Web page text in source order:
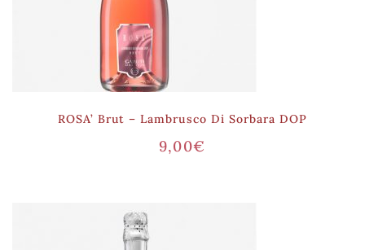
ROSA’ Brut – Lambrusco Di Sorbara DOP
9,00€